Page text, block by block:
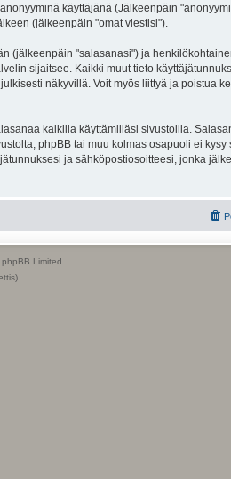
käyttäjänä (Jälkeenpäin
(jälkeenpäin "omat viestisi").
(jälkeenpäin "salasanasi") ja
sijaitsee. Kaikki muut tieto
näkyvillä. Voit myös liittyä ja poistua
kaikilla käyttämilläsi sivustoilla.
phpBB tai muu kolmas osapuoli ei
ja sähköpostiosoitteesi, jonka
Limited